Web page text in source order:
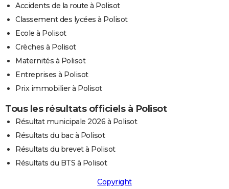
Accidents de la route à Polisot
Classement des lycées à Polisot
Ecole à Polisot
Crèches à Polisot
Maternités à Polisot
Entreprises à Polisot
Prix immobilier à Polisot
Tous les résultats officiels à Polisot
Résultat municipale 2026 à Polisot
Résultats du bac à Polisot
Résultats du brevet à Polisot
Résultats du BTS à Polisot
Copyright